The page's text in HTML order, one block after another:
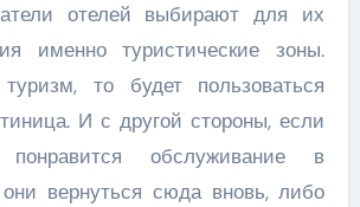
отелей выбирают для их
именно туристические зоны.
то будет пользоваться
И с другой стороны, если
понравится обслуживание в
они вернуться сюда вновь, либо